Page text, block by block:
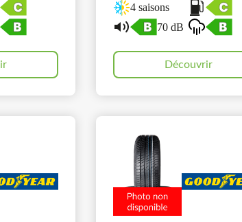
4 saisons
70 dB
Découvrir